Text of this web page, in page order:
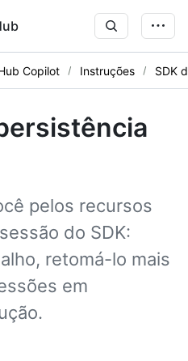
Copilot Instruções SDK
pelos recursos
do SDK:
retomá-lo mais
em